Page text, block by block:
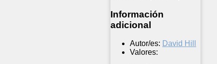
Información
adicional
Autor/es: David Hill
Valores: